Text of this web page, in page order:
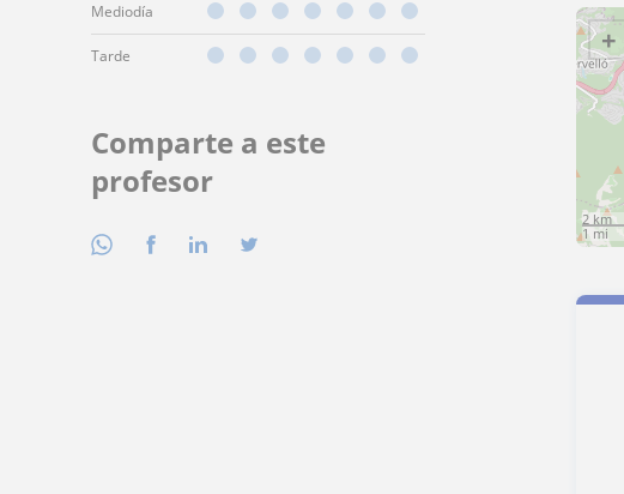
Mediodía
Tarde
Comparte a este
profesor
+
2 km
1 mi